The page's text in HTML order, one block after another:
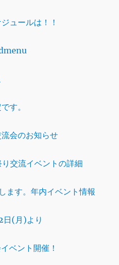
ュールは！！
す。
会のお知らせ
交流イベントの詳細
ます。年内イベント情報
日(月)より
ベント開催！